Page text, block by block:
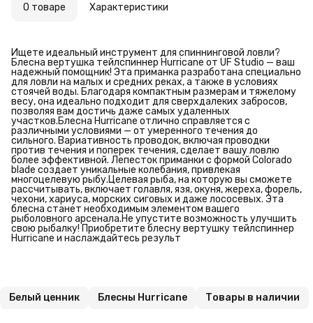
О товаре Характеристики
Ищете идеальный инструмент для спиннинговой ловли?
Блесна вертушка тейлспиннер Hurricane от UF Studio — ваш
надежный помощник! Эта приманка разработана специально
для ловли на малых и средних реках, а также в условиях
стоячей воды. Благодаря компактным размерам и тяжелому
весу, она идеально подходит для сверхдалеких забросов,
позволяя вам достичь даже самых удаленных
участков.Блесна Hurricane отлично справляется с
различными условиями — от умеренного течения до
сильного. Вариативность проводок, включая проводки
против течения и поперек течения, сделает вашу ловлю
более эффективной. Лепесток приманки с формой Colorado
blade создает уникальные колебания, привлекая
многоцелевую рыбу.Целевая рыба, на которую вы сможете
рассчитывать, включает голавля, язя, окуня, жереха, форель,
чехони, хариуса, морских сиговых и даже лососевых. Эта
блесна станет необходимым элементом вашего
рыболовного арсенала.Не упустите возможность улучшить
свою рыбалку! Приобретите блесну вертушку тейлспиннер
Hurricane и наслаждайтесь результ
Белый ценник Блесны Hurricane Товары в наличии